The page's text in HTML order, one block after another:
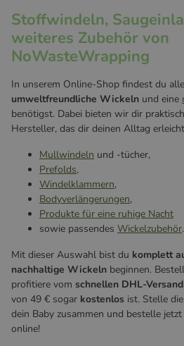
Stoffwindeln,
weiteres Zubehör von
NoWasteWrapping
In unserem Online-Shop findest du
umweltfreundliche Wickeln und eine
benötigst. Dabei bieten wir dir
Hersteller, das dir deinen Alltag
Mullwindeln und -tücher,
Prefolds,
Windelklammern,
Bodyverlängerungen,
Produkte für eine ruhige Nacht
sowie passendes Wickelzubehör.
Mit dieser Auswahl bist du komplett
nachhaltige Wickeln beginnen.
profitiere vom schnellen DHL-Versand
von 49 € sogar kostenlos ist. Stelle
dein Baby zusammen und bestelle
online!